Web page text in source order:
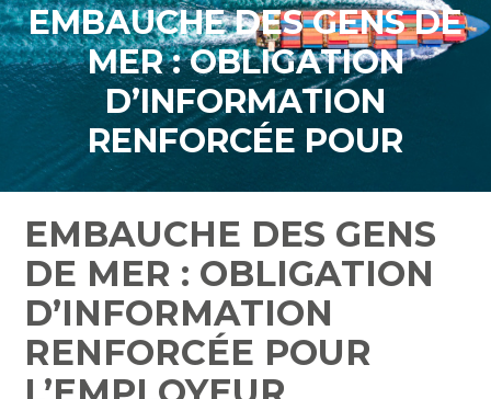
EMBAUCHE DES GENS DE
MER : OBLIGATION
D’INFORMATION
RENFORCÉE POUR
L’EMPLOYEUR
EMBAUCHE DES GENS
DE MER : OBLIGATION
D’INFORMATION
RENFORCÉE POUR